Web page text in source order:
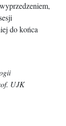
do końca
UJK